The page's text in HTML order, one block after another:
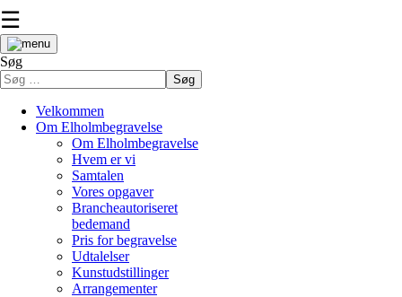
☰
Søg
Søg
Velkommen
Om Elholmbegravelse
Om Elholmbegravelse
Hvem er vi
Samtalen
Vores opgaver
Brancheautoriseret
bedemand
Pris for begravelse
Udtalelser
Kunstudstillinger
Arrangementer